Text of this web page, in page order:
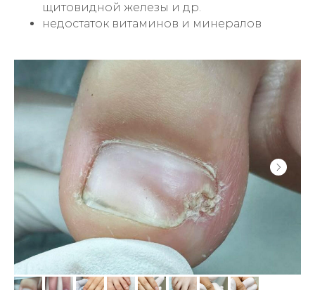
щитовидной железы и др.
недостаток витаминов и минералов